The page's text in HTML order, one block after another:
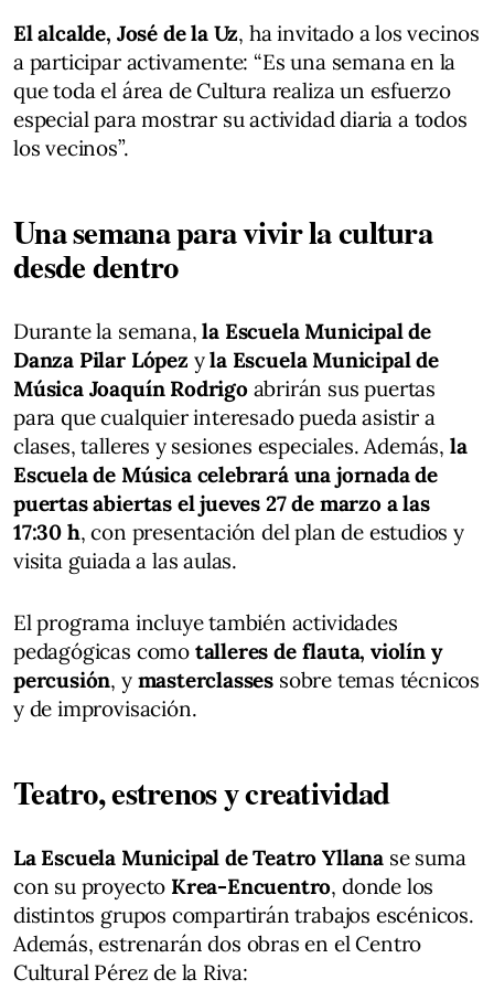
El alcalde, José de la Uz, ha invitado a los vecinos
a participar activamente: “Es una semana en la
que toda el área de Cultura realiza un esfuerzo
especial para mostrar su actividad diaria a todos
los vecinos”.
Una semana para vivir la cultura
desde dentro
Durante la semana,la Escuela Municipal de
Danza Pilar López yla Escuela Municipal de
Música Joaquín Rodrigoabrirán sus puertas
para que cualquier interesado pueda asistir a
clases, talleres y sesiones especiales. Además, la
Escuela de Música celebrará una jornada de
puertas abiertas el jueves 27 de marzo a las
17:30 h, con presentación del plan de estudios y
visita guiada a las aulas.
El programa incluye también actividades
pedagógicas como talleres de flauta, violín y
percusión, y masterclasses sobre temas técnicos
y de improvisación.
Teatro, estrenos y creatividad
La Escuela Municipal de Teatro Yllanase suma
con su proyecto Krea-Encuentro, donde los
distintos grupos compartirán trabajos escénicos.
Además, estrenarán dos obras en el Centro
Cultural Pérez de la Riva: